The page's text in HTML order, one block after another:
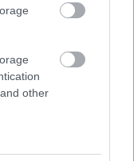
other
4 με 5
6 με
3 με 5
Κελσίου.